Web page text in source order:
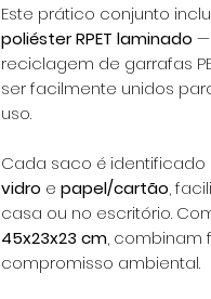
Este prático conjunto
poliéster RPET laminado —
reciclagem de garrafas
ser facilmente unidos
uso.
Cada saco é
vidro e papel/cartão,
casa ou no escritório.
45x23x23 cm, combinam
compromisso ambiental.